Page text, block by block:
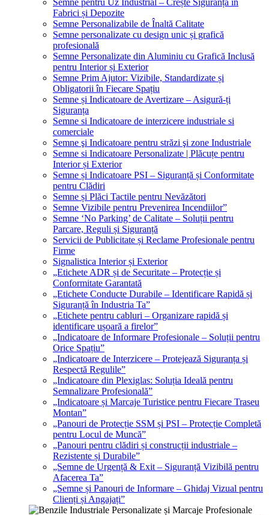
Semne pentru Uz Industrial – Crește Siguranța în
Fabrici și Depozite
Semne Personalizabile de Înaltă Calitate
Semne personalizate cu design unic și grafică
profesională
Semne Personalizate din Aluminiu cu Grafică Inclusă
pentru Interior și Exterior
Semne Prim Ajutor: Vizibile, Standardizate și
Obligatorii în Fiecare Spațiu
Semne și Indicatoare de Avertizare – Asigură-ți
Siguranța
Semne si Indicatoare de interzicere industriale si
comerciale
Semne şi Indicatoare pentru străzi şi zone Industriale
Semne si Indicatoare Personalizate | Plăcuțe pentru
Interior și Exterior
Semne și Indicatoare PSI – Siguranță și Conformitate
pentru Clădiri
Semne și Plăci Tactile pentru Nevăzători
Semne Vizibile pentru Prevenirea Incendiilor”
Semne ‘No Parking’ de Calitate – Soluții pentru
Parcare, Reguli și Siguranță
Servicii de Publicitate și Reclame Profesionale pentru
Firme
Signalistica Interior și Exterior
„Etichete ADR și de Securitate – Protecție și
Conformitate Garantată
„Etichete Conducte Durabile – Identificare Rapidă și
Siguranță în Industria Ta”
„Etichete pentru cabluri – Organizare rapidă și
identificare ușoară a firelor”
„Indicatoare de Informare Profesionale – Soluții pentru
Orice Spațiu”
„Indicatoare de Interzicere – Protejează Siguranța și
Respectă Regulile”
„Indicatoare din Plexiglas: Soluția Ideală pentru
Semnalizare Profesională”
„Indicatoare și Marcaje Turistice pentru Fiecare Traseu
Montan”
„Panouri de Protecție SSM și PSI – Protecție Completă
pentru Locul de Muncă”
„Panouri pentru clădiri și construcții industriale –
Rezistente și Durabile”
„Semne de Urgență & Exit – Siguranță Vizibilă pentru
Afacerea Ta”
„Semne și Panouri de Informare – Ghidaj Vizual pentru
Clienți și Angajați”